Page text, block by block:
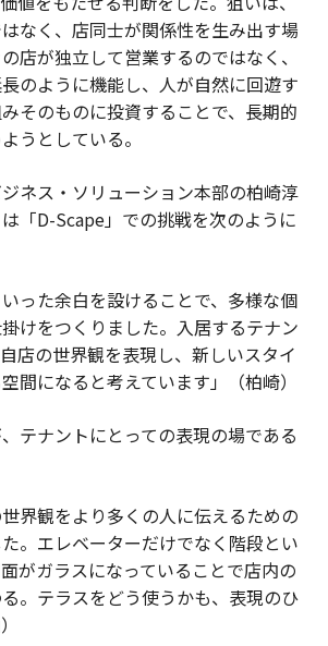
なく、店同士が関係性を生み出す場
店が独立して営業するのではなく、
のように機能し、人が自然に回遊す
そのものに投資することで、長期的
うとしている。
ネス・ソリューション本部の柏崎淳
「D-Scape」での挑戦を次のように
いった余白を設けることで、多様な個
けをつくりました。入居するテナン
店の世界観を表現し、新しいスタイ
間になると考えています」（柏崎）
テナントにとっての表現の場である
世界観をより多くの人に伝えるための
。エレベーターだけでなく階段とい
がガラスになっていることで店内の
。テラスをどう使うかも、表現のひ